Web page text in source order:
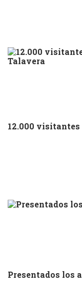
12.000 visitantes
Presentados los